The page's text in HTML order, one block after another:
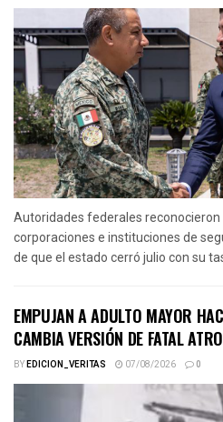
Autoridades federales
corporaciones e instituciones de
de que el estado cerró julio con su
EMPUJAN A ADULTO MAYOR
CAMBIA VERSIÓN DE FATAL
BYEDICION_VERITAS 07/08/2026 0